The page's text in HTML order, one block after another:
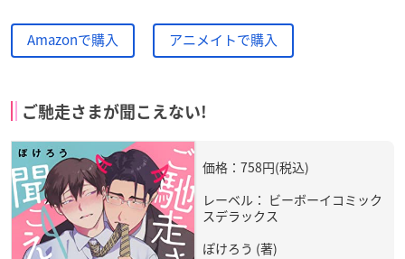
Amazonで購入 アニメイトで購入
ご馳走さまが聞こえない!
価格：758円(税込)
レーベル： ビーボーイコミック
スデラックス
ぽけろう (著)